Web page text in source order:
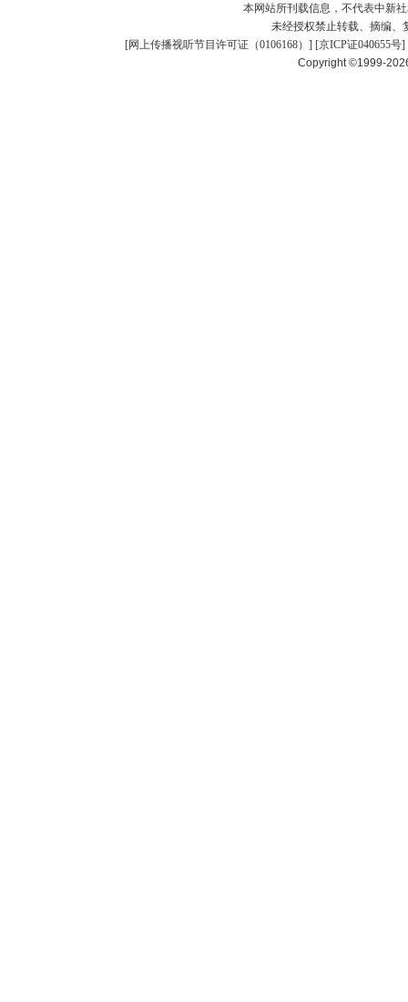
本网站所刊载信息，不代表中新
未经授权禁止转载、摘编、
[网上传播视听节目许可证（0106168） ] [京ICP证040655号]
Copyright ©1999-